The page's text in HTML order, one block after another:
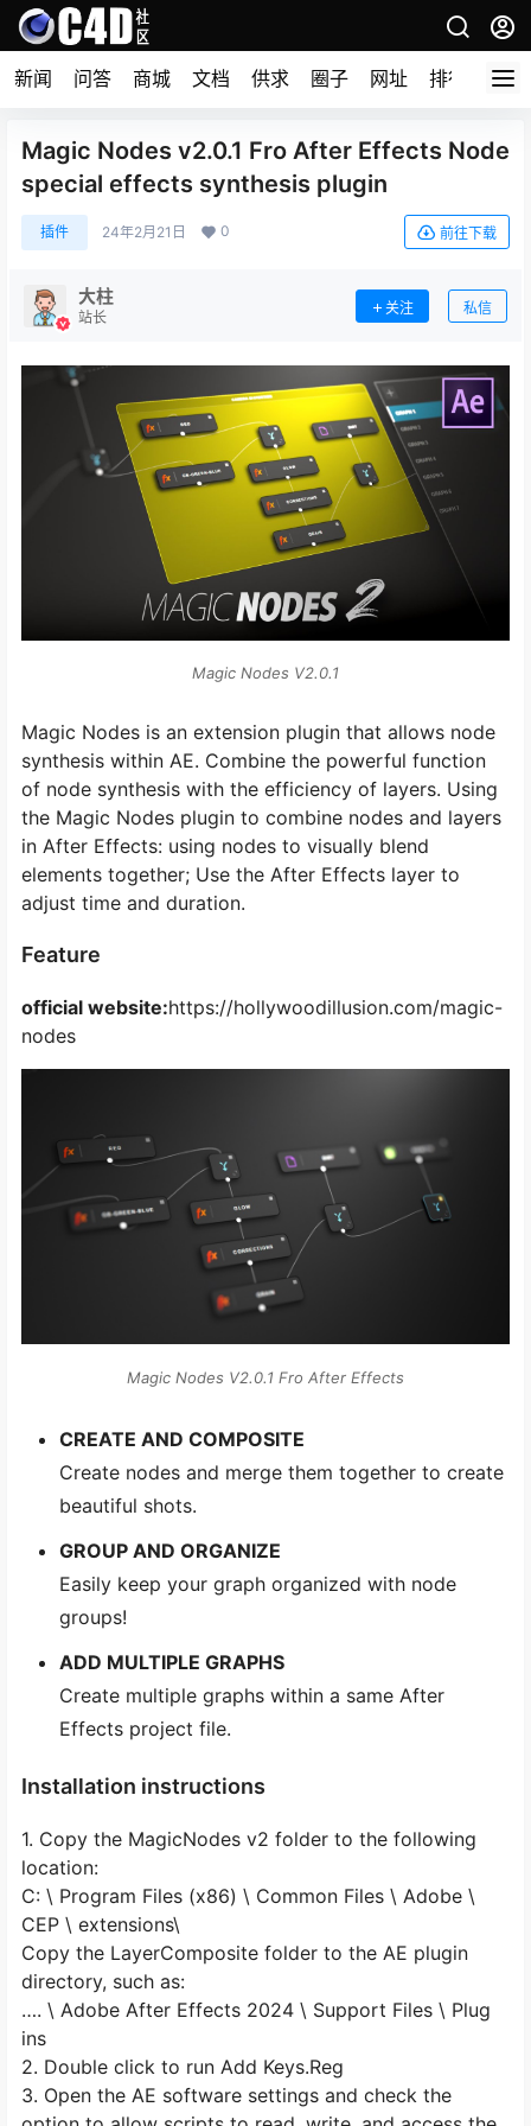
新闻 问答 商城 文档 供求 圈子 网址 排行榜
Magic Nodes v2.0.1 Fro After Effects Node
special effects synthesis plugin
插件 24年2月21日 0 前往下载
大柱
站长
关注 私信
Magic Nodes V2.0.1
Magic Nodes is an extension plugin that allows node
synthesis within AE. Combine the powerful function
of node synthesis with the efficiency of layers. Using
the Magic Nodes plugin to combine nodes and layers
in After Effects: using nodes to visually blend
elements together; Use the After Effects layer to
adjust time and duration.
Feature
official website:https://hollywoodillusion.com/magic-
nodes
Magic Nodes V2.0.1 Fro After Effects
CREATE AND COMPOSITE
Create nodes and merge them together to create
beautiful shots.
GROUP AND ORGANIZE
Easily keep your graph organized with node
groups!
ADD MULTIPLE GRAPHS
Create multiple graphs within a same After
Effects project file.
Installation instructions
1. Copy the MagicNodes v2 folder to the following
location:
C: \ Program Files (x86) \ Common Files \ Adobe \
CEP \ extensions\
Copy the LayerComposite folder to the AE plugin
directory, such as:
…. \ Adobe After Effects 2024 \ Support Files \ Plug
ins
2. Double click to run Add Keys.Reg
3. Open the AE software settings and check the